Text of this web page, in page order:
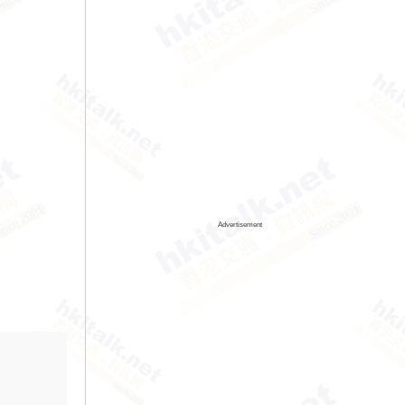
Advertisement